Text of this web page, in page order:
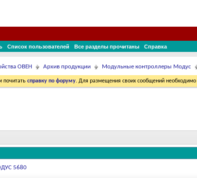
Список пользователей Все разделы прочитаны Справка
ОВЕН Архив продукции Модульные контроллеры Модус
почитать справку по форуму. Для размещения своих сообщений необходимо
5680